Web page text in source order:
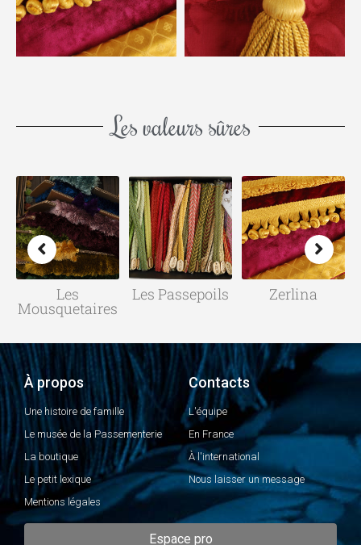
Les valeurs sûres
Les Passepoils Zerlina Physis
À propos
Une histoire de famille
Le musée de la Passementerie
La boutique
Le petit lexique
Mentions légales
Contacts
L'équipe
En France
À l'international
Nous laisser un message
Espace pro